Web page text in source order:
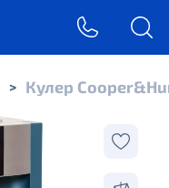
> Кулер